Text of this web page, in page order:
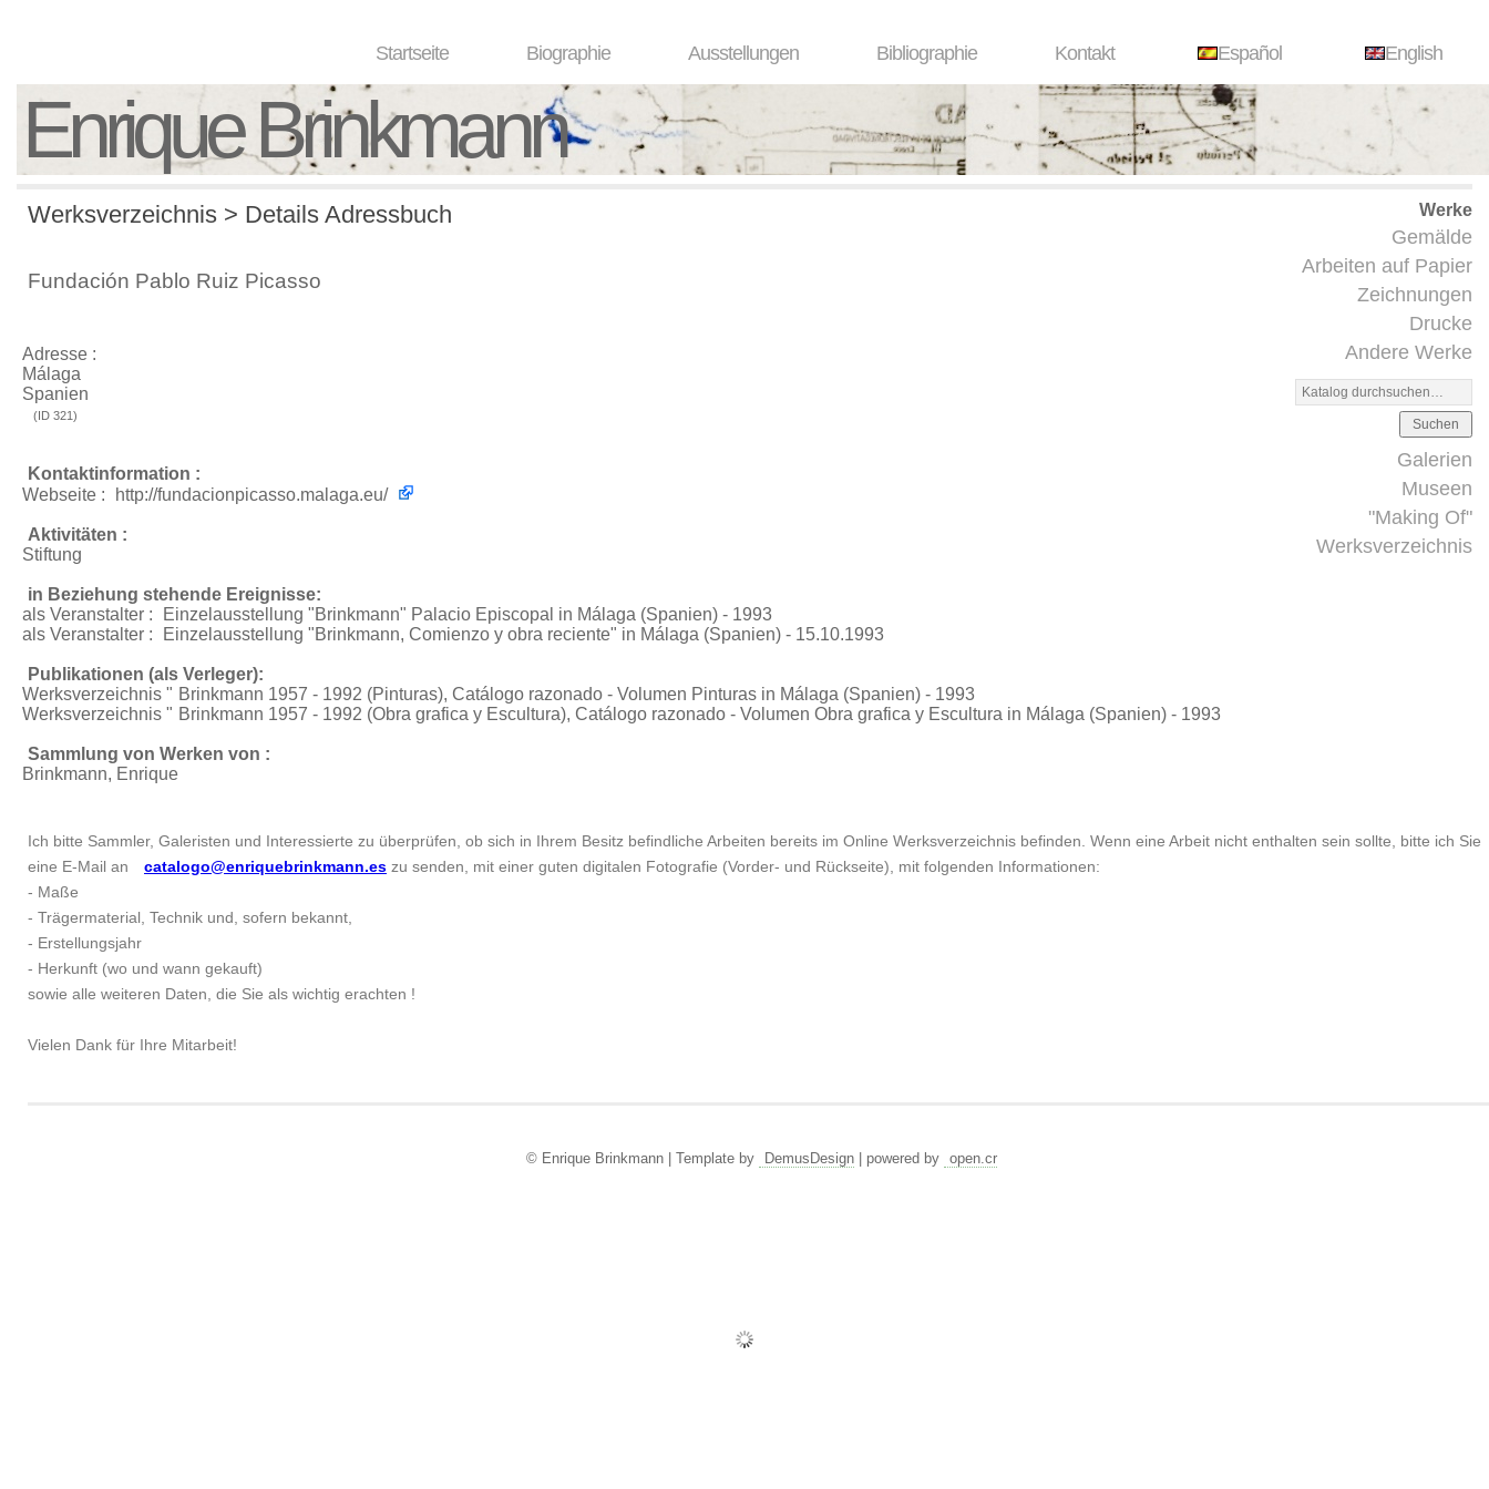
Startseite Biographie Ausstellungen Bibliographie Kontakt Español English
Enrique Brinkmann
Werke
Gemälde
Arbeiten auf Papier
Zeichnungen
Drucke
Andere Werke
Suchen
Galerien
Museen
"Making Of"
Werksverzeichnis
Werksverzeichnis > Details Adressbuch
Fundación Pablo Ruiz Picasso
Adresse :
Málaga
Spanien
(ID 321)
Kontaktinformation :
Webseite :
http://fundacionpicasso.malaga.eu/
Aktivitäten :
Stiftung
in Beziehung stehende Ereignisse:
als Veranstalter :
Einzelausstellung "Brinkmann" Palacio Episcopal in Málaga (Spanien) - 1993
als Veranstalter :
Einzelausstellung "Brinkmann, Comienzo y obra reciente" in Málaga (Spanien) - 15.10.1993
Publikationen (als Verleger):
Werksverzeichnis " Brinkmann 1957 - 1992 (Pinturas), Catálogo razonado - Volumen Pinturas in Málaga (Spanien) - 1993
Werksverzeichnis " Brinkmann 1957 - 1992 (Obra grafica y Escultura), Catálogo razonado - Volumen Obra grafica y Escultura in Málaga (Spanien) - 1993
Sammlung von Werken von :
Brinkmann, Enrique
Ich bitte Sammler, Galeristen und Interessierte zu überprüfen, ob sich in Ihrem Besitz befindliche Arbeiten bereits im Online Werksverzeichnis befinden. Wenn eine Arbeit nicht enthalten sein sollte, bitte ich Sie
eine E-Mail an
catalogo@enriquebrinkmann.es zu senden, mit einer guten digitalen Fotografie (Vorder- und Rückseite), mit folgenden Informationen:
- Maße
- Trägermaterial, Technik und, sofern bekannt,
- Erstellungsjahr
- Herkunft (wo und wann gekauft)
sowie alle weiteren Daten, die Sie als wichtig erachten !
Vielen Dank für Ihre Mitarbeit!
© Enrique Brinkmann | Template by DemusDesign| powered by open.cr